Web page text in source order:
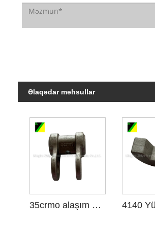
Əlaqədar məhsullar
35crmo alaşım polad tökmə